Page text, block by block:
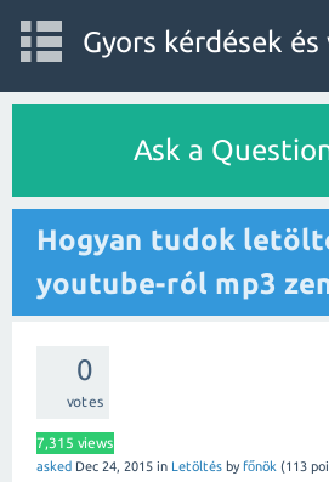
Gyors kérdések
Ask a
Hogyan tudok
youtube-ról mp3
0
votes
7,315 views
asked Dec 24, 2015 in Letöltés byfőnök (113